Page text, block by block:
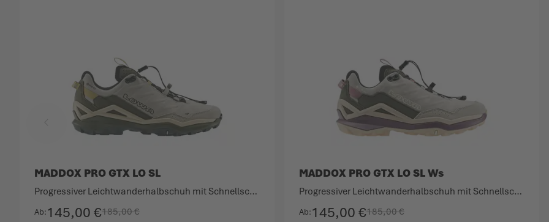
Ab 145,00 €185,00 €
MADDOX PRO GTX LO SL
Progressiver Leichtwanderhalbschuh mit Schnellschnürung.
Ab 145,00 €185,00 €
MADDOX PRO GTX LO SL Ws
Progressiver Leichtwanderhalbschuh mit Schnellschnürung.